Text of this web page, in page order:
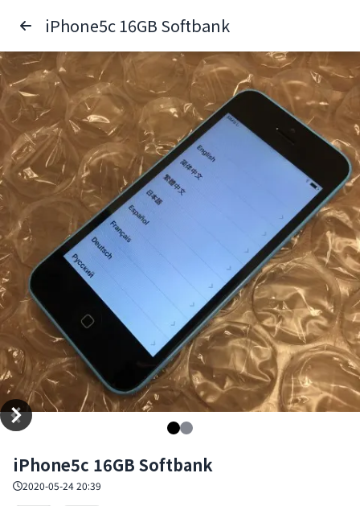
iPhone5c 16GB Softbank
iPhone5c 16GB Softbank
2020-05-24 20:39